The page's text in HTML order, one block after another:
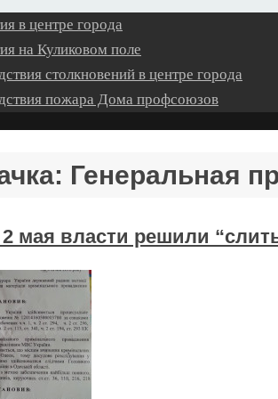
в центре города
на Куликовом поле
столкновений в центре города
пожара Дома профсоюзов
Генеральная
мая власти решили